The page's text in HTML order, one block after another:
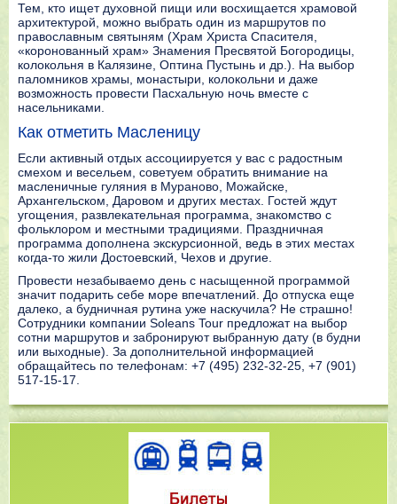
Тем, кто ищет духовной пищи или восхищается храмовой
архитектурой, можно выбрать один из маршрутов по
православным святыням (Храм Христа Спасителя,
«коронованный храм» Знамения Пресвятой Богородицы,
колокольня в Калязине, Оптина Пустынь и др.). На выбор
паломников храмы, монастыри, колокольни и даже
возможность провести Пасхальную ночь вместе с
насельниками.
Как отметить Масленицу
Если активный отдых ассоциируется у вас с радостным
смехом и весельем, советуем обратить внимание на
масленичные гуляния в Мураново, Можайске,
Архангельском, Даровом и других местах. Гостей ждут
угощения, развлекательная программа, знакомство с
фольклором и местными традициями. Праздничная
программа дополнена экскурсионной, ведь в этих местах
когда-то жили Достоевский, Чехов и другие.
Провести незабываемо день с насыщенной программой
значит подарить себе море впечатлений. До отпуска еще
далеко, а будничная рутина уже наскучила? Не страшно!
Сотрудники компании Soleans Tour предложат на выбор
сотни маршрутов и забронируют выбранную дату (в будни
или выходные). За дополнительной информацией
обращайтесь по телефонам: +7 (495) 232-32-25, +7 (901)
517-15-17.